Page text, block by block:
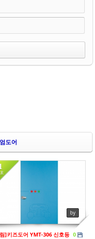
도어
by
]키즈도어 YMT-306 신호등 0
키즈도어